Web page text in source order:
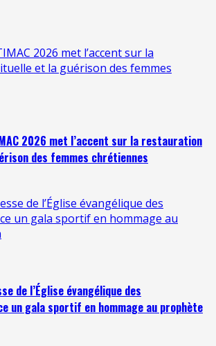
2026 met l’accent sur la
et la guérison des femmes
2026 met l’accent sur la restauration
des femmes chrétiennes
de l’Église évangélique des
un gala sportif en hommage au
de l’Église évangélique des
un gala sportif en hommage au prophète